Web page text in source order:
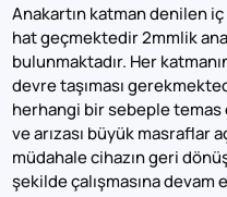
Anakartın katman denilen
hat geçmektedir 2mmlik
bulunmaktadır. Her
devre taşıması
herhangi bir sebeple
ve arızası büyük masraflar
müdahale cihazın geri
şekilde çalışmasına devam